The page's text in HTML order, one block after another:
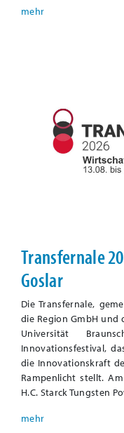
Transfernale
Goslar
Die Transfernale,
die Region GmbH und
Universität
Innovationsfestival,
die Innovationskraft
Rampenlicht stellt.
H.C. Starck Tungsten